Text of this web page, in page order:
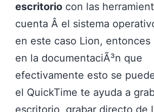
escritorio con las
cuenta Â el sistema
en este caso Lion,
en la documentaciÃ³n que
efectivamente esto se
el QuickTime te ayuda a